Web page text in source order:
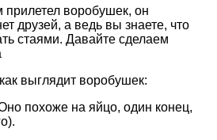
прилетел воробушек, он
друзей, а ведь вы знаете, что
стаями. Давайте сделаем
выглядит воробушек:
похоже на яйцо, один конец,